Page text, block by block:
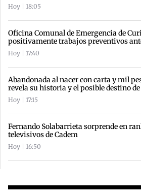
Hoy | 18:05
Oficina Comunal de Emergencia de
positivamente trabajos preventivos
Hoy | 17:40
Abandonada al nacer con carta y mil
revela su historia y el posible destino
Hoy | 17:15
Fernando Solabarrieta sorprende en
televisivos de Cadem
Hoy | 16:50